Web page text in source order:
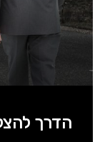
הדרך